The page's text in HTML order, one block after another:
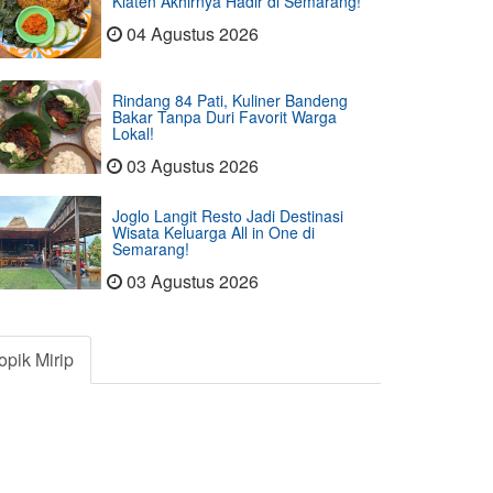
04 Agustus 2026
Rindang 84 Pati, Kuliner Bandeng
Bakar Tanpa Duri Favorit Warga
Lokal!
03 Agustus 2026
Joglo Langit Resto Jadi Destinasi
Wisata Keluarga All in One di
Semarang!
03 Agustus 2026
Mirip